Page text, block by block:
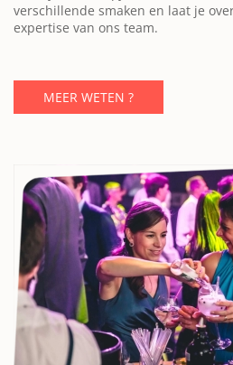
verschillende smaken en laat je
expertise van ons team.
MEER WETEN ?